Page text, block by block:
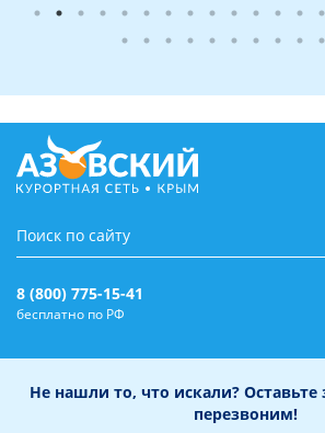
8 (800) 775-15-41
бесплатно по РФ
Не нашли то, что искали?
перезвоним!